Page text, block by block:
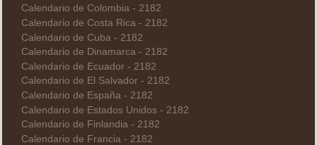
Calendario de Colombia - 2182
Calendario de Costa Rica - 2182
Calendario de Cuba - 2182
Calendario de Dinamarca - 2182
Calendario de Ecuador - 2182
Calendario de El Salvador - 2182
Calendario de España - 2182
Calendario de Estados Unidos - 2182
Calendario de Finlandia - 2182
Calendario de Francia - 2182